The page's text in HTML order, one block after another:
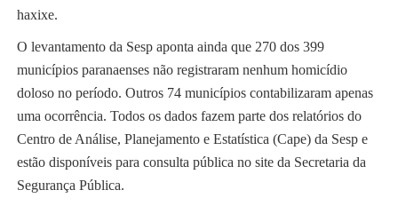
haxixe.
O levantamento da Sesp aponta ainda que 270 dos 399
municípios paranaenses não registraram nenhum homicídio
doloso no período. Outros 74 municípios contabilizaram apenas
uma ocorrência. Todos os dados fazem parte dos relatórios do
Centro de Análise, Planejamento e Estatística (Cape) da Sesp e
estão disponíveis para consulta pública no site da Secretaria da
Segurança Pública.